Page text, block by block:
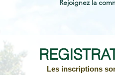
Rejoignez la
Les inscriptions